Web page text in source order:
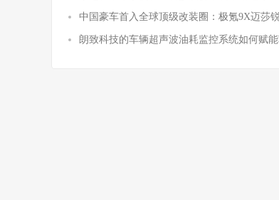
中国豪车首入全球顶级改装圈：极氪9X迈莎
朗致科技的车辆超声波油耗监控系统如何赋能